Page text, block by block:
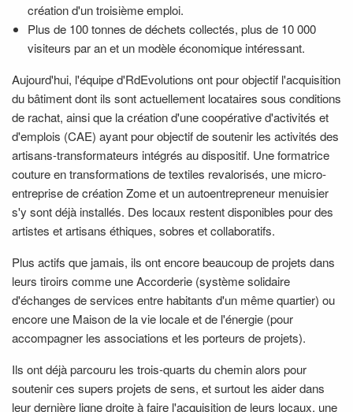
création d'un troisième emploi.
Plus de 100 tonnes de déchets collectés, plus de 10 000
visiteurs par an et un modèle économique intéressant.
Aujourd'hui, l'équipe d'RdEvolutions ont pour objectif l'acquisition
du bâtiment dont ils sont actuellement locataires sous conditions
de rachat, ainsi que la création d'une coopérative d'activités et
d'emplois (CAE) ayant pour objectif de soutenir les activités des
artisans-transformateurs intégrés au dispositif. Une formatrice
couture en transformations de textiles revalorisés, une micro-
entreprise de création Zome et un autoentrepreneur menuisier
s'y sont déjà installés. Des locaux restent disponibles pour des
artistes et artisans éthiques, sobres et collaboratifs.
Plus actifs que jamais, ils ont encore beaucoup de projets dans
leurs tiroirs comme une Accorderie (système solidaire
d'échanges de services entre habitants d'un même quartier) ou
encore une Maison de la vie locale et de l'énergie (pour
accompagner les associations et les porteurs de projets).
Ils ont déjà parcouru les trois-quarts du chemin alors pour
soutenir ces supers projets de sens, et surtout les aider dans
leur dernière ligne droite à faire l'acquisition de leurs locaux, une